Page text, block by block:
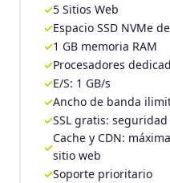
5 Sitios Web
Espacio SSD NVMe
1 GB memoria RAM
Procesadores
E/S: 1 GB/s
Ancho de banda
SSL gratis:
Cache y CDN:
sitio web
Soporte prioritario